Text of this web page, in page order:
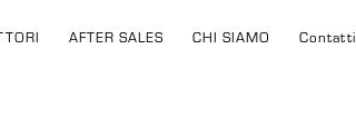
AFTER SALES CHI SIAMO Contatti